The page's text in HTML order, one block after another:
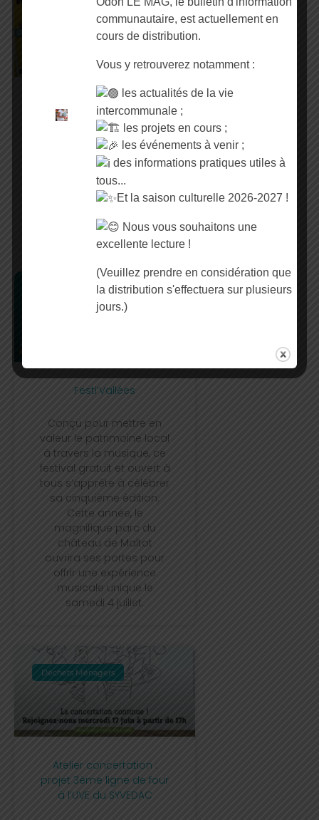
C’est un emballage ou
pas ? Syvedac
C’est un emballage ou
pas ? SYVEDAC Sur le
territoire du Syvedac, le
geste de tri est un réflexe
doute persiste
Festi’Vallées
Conçu pour mettre en
valeur le patrimoine local
à travers la musique, ce
festival gratuit et ouvert à
tous s’apprête à célébrer
sa cinquième édition.
Cette année, le
magnifique parc du
château de Maltot
ouvrira ses portes pour
offrir une expérience
musicale unique le
samedi 4 juillet.
Déchets Ménagers
Atelier concertation :
projet 3ème ligne de four
à l’UVE du SYVEDAC
communautaire, est actuellement en
cours de distribution.
Vous y retrouverez notamment :
les actualités de la vie
intercommunale ;
les projets en cours ;
les événements à venir ;
des informations pratiques utiles à
tous...
Et la saison culturelle 2026-2027 !
Nous vous souhaitons une
excellente lecture !
(Veuillez prendre en considération que
la distribution s'effectuera sur plusieurs
jours.)